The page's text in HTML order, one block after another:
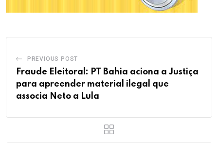
PREVIOUS POST
Fraude Eleitoral: PT Bahia aciona a Justiça
para apreender material ilegal que
associa Neto a Lula